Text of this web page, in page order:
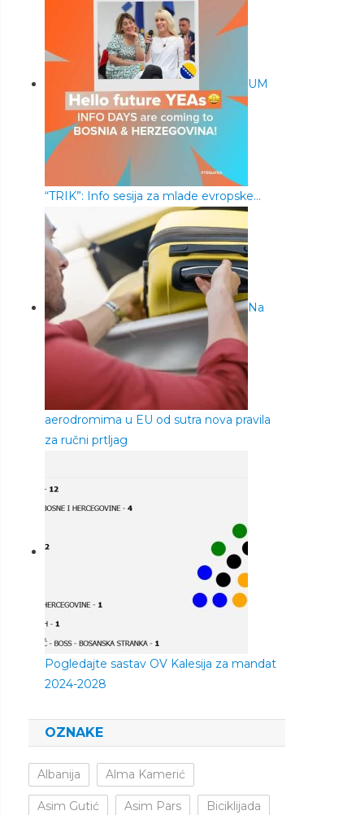
UM
“TRIK”: Info sesija za mlade evropske…
Na
aerodromima u EU od sutra nova pravila
za ručni prtljag
Pogledajte sastav OV Kalesija za mandat
2024-2028
OZNAKE
Albanija Alma Kamerić
Asim Gutić Asim Pars Biciklijada